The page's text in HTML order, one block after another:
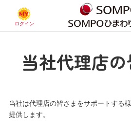
当社代理店
当社は代理店の皆さまをサポートする
提供します。